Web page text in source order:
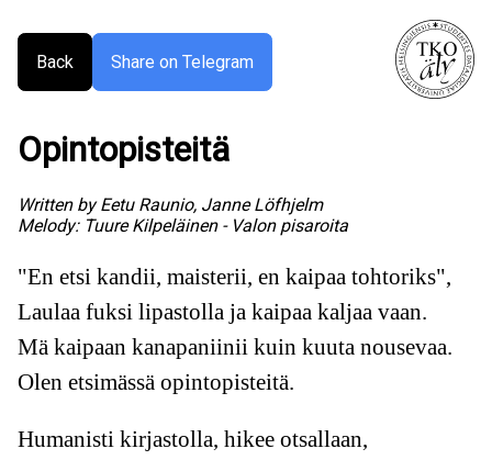
Back Share on Telegram
Opintopisteitä
Written byEetu Raunio, Janne Löfhjelm
Melody: Tuure Kilpeläinen - Valon pisaroita
"En etsi kandii, maisterii, en kaipaa tohtoriks",
Laulaa fuksi lipastolla ja kaipaa kaljaa vaan.
Mä kaipaan kanapaniinii kuin kuuta nousevaa.
Olen etsimässä opintopisteitä.
Humanisti kirjastolla, hikee otsallaan,